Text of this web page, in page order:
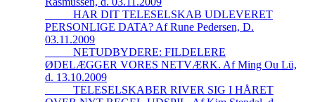
_____HAR DIT TELESELSKAB UDLEVERET
PERSONLIGE DATA? Af Rune Pedersen, D.
03.11.2009
_____NETUDBYDERE: FILDELERE
ØDELÆGGER VORES NETVÆRK. Af Ming Ou Lü,
d. 13.10.2009
_____TELESELSKABER RIVER SIG I HÅRET